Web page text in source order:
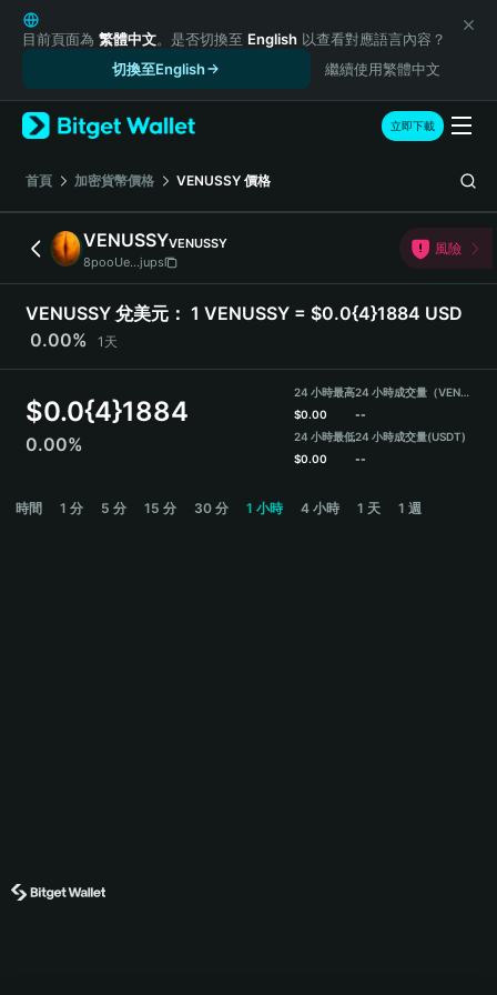
English
日本語
Русский
Español (Latinoamérica)
Türkçe
Italiano
Deutsch
简体中文
繁體中文
Português (Portugal)
Bahasa Indonesia
Español
目前頁面為 繁體中文。是否切換至 English 以查看對應語言內容？
切換至English
繼續使用繁體中文
立即下載
首頁 加密貨幣價格 VENUSSY 價格
VENUSSYVENUSSY
8pooUe...jups
風險
VENUSSY 兌美元： 1 VENUSSY = $0.0{4}1884 USD
0.00%
1天
$0.0{4}1884
0.00%
24 小時最高
$0.00
24 小時最低
$0.00
24 小時成交量（VENUSSY）
--
24 小時成交量(USDT)
--
時間 1 分 5 分 15 分 30 分 1 小時 4 小時 1 天 1 週